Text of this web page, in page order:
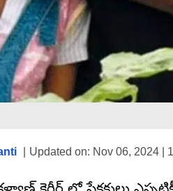
Updated on: Nov 06, 2024 |